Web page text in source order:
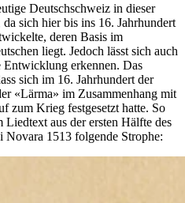
Deutschschweiz in dieser
sich hier bis ins 16. Jahrhundert
deren Basis im
liegt. Jedoch lässt sich auch
Entwicklung erkennen. Das
sich im 16. Jahrhundert der
«Lärma» im Zusammenhang mit
zum Krieg festgesetzt hatte. So
aus der ersten Hälfte des
Novara 1513 folgende Strophe: